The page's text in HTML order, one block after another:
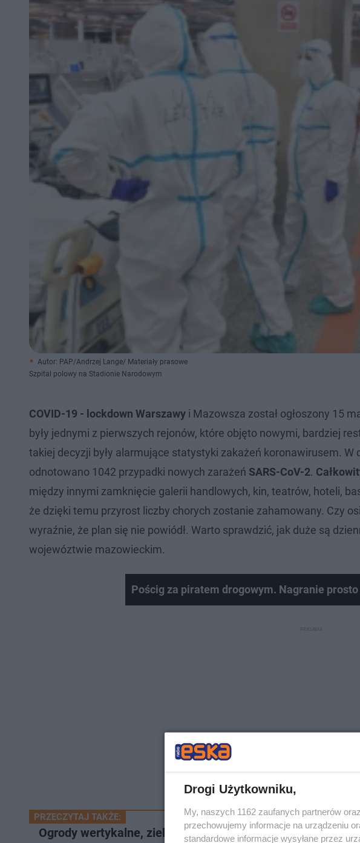
Autor: PAP/Andrzej Lange/ Materiały prasowe
Szpital polowy na Stadionie Narodowym
COVID-19 - lockdown Warszawy i Mazowsza został ogłoszony 15
były jednymi z pierwszych rejonów, które objęto nowymi, bardziej
takiej decyzji były alarmujące statystyki zakażeń koronawirusem.
odnotowano 1042 przypadki nowych zarażeń SARS-CoV-2.
między innymi zamknięcie galerii handlowych, kin, teatrów, hoteli,
że dzięki temu przyrost liczby chorych zostanie zahamowany. Czy
wyraźnie, że plan się nie powiódł. Warto sprawdzić, jak duże są
wojewóztwie mazowieckim.
Pościg za piratem drogowym. Nagranie
PRZECZYTAJ TAKŻE:
Ogrody wertykalne, zieleń na dachach budynków. Czy
Drogi Użytkowniku,
My, naszych 1162 zaufanych partnerów
przechowujemy informacje na urządzeniu
standardowe informacje wysyłane przez